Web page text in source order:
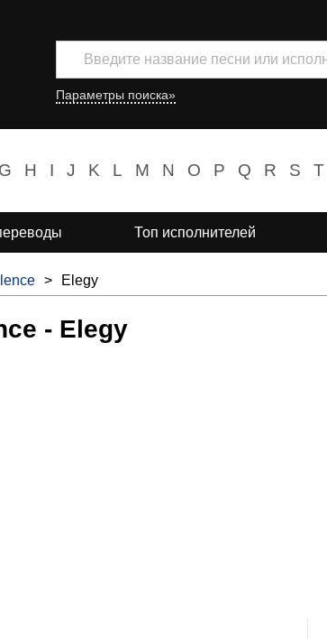
Параметры поиска»
G H I J K L M N O P Q R S T
Топ исполнителей
> Elegy
- Elegy